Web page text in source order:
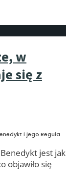
w
się z
i jego Reguła
jest jak
objawiło się